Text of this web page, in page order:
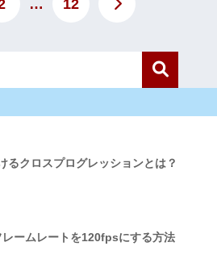
… 12
るクロスプログレッションとは？
レームレートを120fpsにする方法